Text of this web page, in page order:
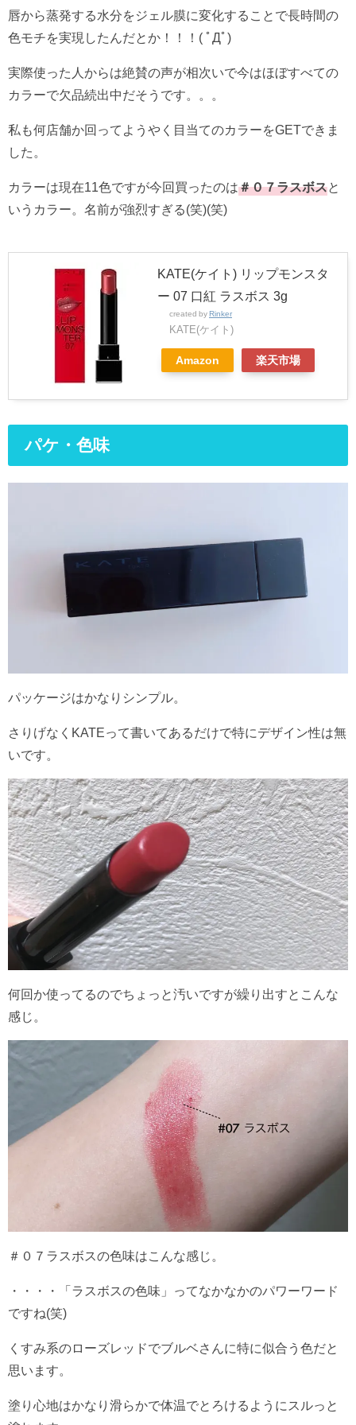
唇から蒸発する水分をジェル膜に変化することで長時間の
色モチを実現したんだとか！！！( ﾟДﾟ)
実際使った人からは絶賛の声が相次いで今はほぼすべての
カラーで欠品続出中だそうです。。。
私も何店舗か回ってようやく目当てのカラーをGETできま
した。
カラーは現在11色ですが今回買ったのは＃０７ラスボスと
いうカラー。名前が強烈すぎる(笑)(笑)
KATE(ケイト) リップモンスタ
ー 07 口紅 ラスボス 3g
created by Rinker
KATE(ケイト)
Amazon 楽天市場
パケ・色味
パッケージはかなりシンプル。
さりげなくKATEって書いてあるだけで特にデザイン性は無
いです。
何回か使ってるのでちょっと汚いですが繰り出すとこんな
感じ。
＃０７ラスボスの色味はこんな感じ。
・・・・「ラスボスの色味」ってなかなかのパワーワード
ですね(笑)
くすみ系のローズレッドでブルベさんに特に似合う色だと
思います。
塗り心地はかなり滑らかで体温でとろけるようにスルっと